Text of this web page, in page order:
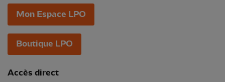
Mon Espace LPO
Boutique LPO
Accès direct